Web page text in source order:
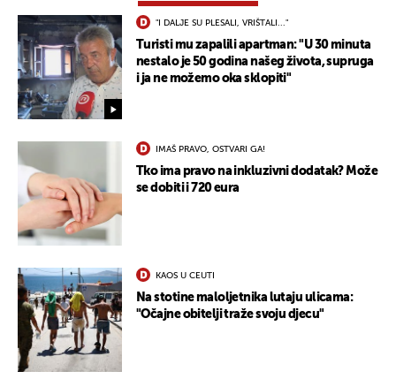
"I DALJE SU PLESALI, VRIŠTALI..."
Turisti mu zapalili apartman: "U 30 minuta
nestalo je 50 godina našeg života, supruga
i ja ne možemo oka sklopiti"
IMAŠ PRAVO, OSTVARI GA!
Tko ima pravo na inkluzivni dodatak? Može
se dobiti i 720 eura
KAOS U CEUTI
Na stotine maloljetnika lutaju ulicama:
"Očajne obitelji traže svoju djecu"